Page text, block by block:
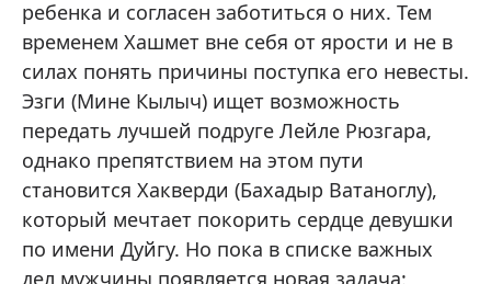
ребенка и согласен заботиться о них. Тем
временем Хашмет вне себя от ярости и не в
силах понять причины поступка его невесты.
Эзги (Мине Кылыч) ищет возможность
передать лучшей подруге Лейле Рюзгара,
однако препятствием на этом пути
становится Хакверди (Бахадыр Ватаноглу),
который мечтает покорить сердце девушки
по имени Дуйгу. Но пока в списке важных
дел мужчины появляется новая задача: